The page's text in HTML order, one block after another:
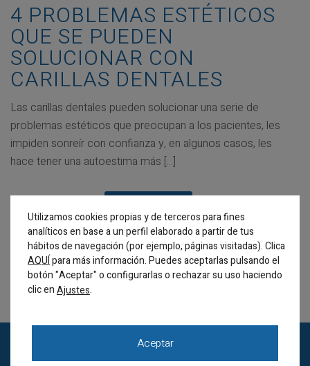
4 PROBLEMAS ESTÉTICOS
QUE SE PUEDEN
SOLUCIONAR CON
CARILLAS DENTALES
Las carillas dentales pueden solucionar una serie de
problemas estéticos que preocupan a los pacientes, les
impiden sonreír con confianza y, en algunos casos, les
hace tener una autoestima más [...]
Utilizamos cookies propias y de terceros para fines
analíticos en base a un perfil elaborado a partir de tus
hábitos de navegación (por ejemplo, páginas visitadas). Clica
AQUÍpara más información. Puedes aceptarlas pulsando el
botón "Aceptar" o configurarlas o rechazar su uso haciendo
clic enAjustes.
Aceptar